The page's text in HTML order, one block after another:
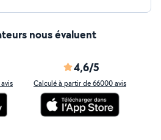
nous évaluent
4,6/5
Calculé à partir de 66000 avis